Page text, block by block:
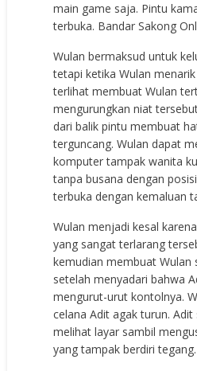
main game saja. Pintu
terbuka. Bandar Sakong
Wulan bermaksud untuk
tetapi ketika Wulan
terlihat membuat Wulan
mengurungkan niat
dari balik pintu membuat
terguncang. Wulan dapat
komputer tampak wanita
tanpa busana dengan
terbuka dengan kemaluan
Wulan menjadi kesal
yang sangat terlarang
kemudian membuat Wulan
setelah menyadari bahwa
mengurut-urut kontolnya.
celana Adit agak turun.
melihat layar sambil
yang tampak berdiri tegang.